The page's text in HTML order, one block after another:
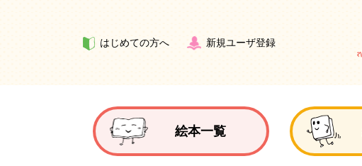
はじめての方へ 新規ユーザ登録
絵本一覧